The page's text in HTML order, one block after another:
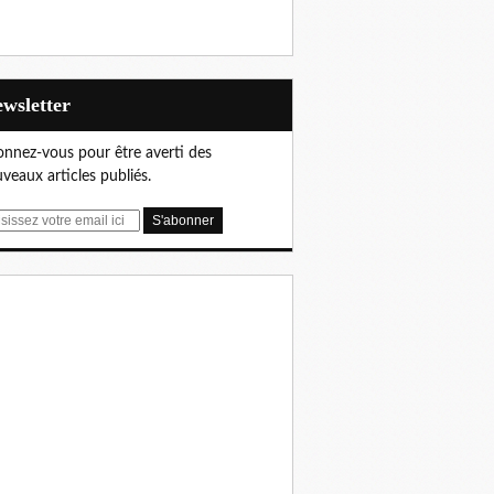
vous pour être averti des
articles publiés.